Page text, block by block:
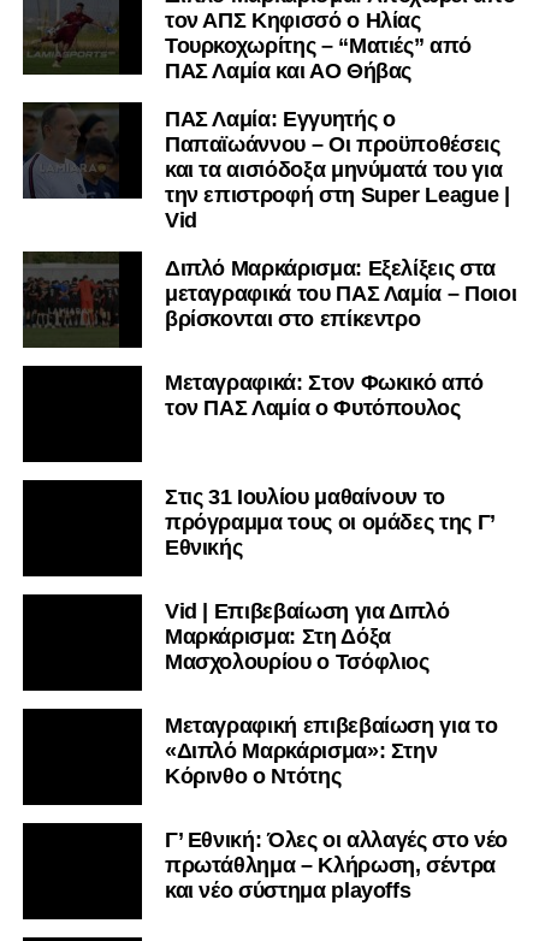
τον ΑΠΣ Κηφισσό ο Ηλίας
Τουρκοχωρίτης – “Ματιές” από
ΠΑΣ Λαμία και ΑΟ Θήβας
ΠΑΣ Λαμία: Εγγυητής ο
Παπαϊωάννου – Οι προϋποθέσεις
και τα αισιόδοξα μηνύματά του για
την επιστροφή στη Super League |
Vid
Διπλό Μαρκάρισμα: Εξελίξεις στα
μεταγραφικά του ΠΑΣ Λαμία – Ποιοι
βρίσκονται στο επίκεντρο
Μεταγραφικά: Στον Φωκικό από
τον ΠΑΣ Λαμία ο Φυτόπουλος
Στις 31 Ιουλίου μαθαίνουν το
πρόγραμμα τους οι ομάδες της Γ’
Εθνικής
Vid | Επιβεβαίωση για Διπλό
Μαρκάρισμα: Στη Δόξα
Μασχολουρίου ο Τσόφλιος
Μεταγραφική επιβεβαίωση για το
«Διπλό Μαρκάρισμα»: Στην
Κόρινθο ο Ντότης
Γ’ Εθνική: Όλες οι αλλαγές στο νέο
πρωτάθλημα – Κλήρωση, σέντρα
και νέο σύστημα playoffs